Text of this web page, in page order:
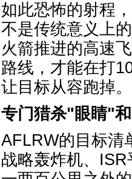
如此恐怖的射程
不是传统意义上
火箭推进的高速
路线，才能在打
让目标从容跑掉。
专门猎杀"眼睛"
AFLRW的目标
战略轰炸机、